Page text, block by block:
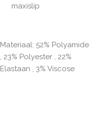
maxislip
Materiaal: 52% Polyamide
, 23% Polyester , 22%
Elastaan , 3% Viscose